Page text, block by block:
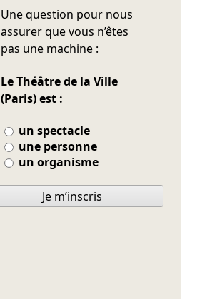
Une question pour nous
assurer que vous n’êtes
pas une machine :
Le Théâtre de la Ville
(Paris) est :
un spectacle
une personne
un organisme
Ne pas remplir
Je m’inscris